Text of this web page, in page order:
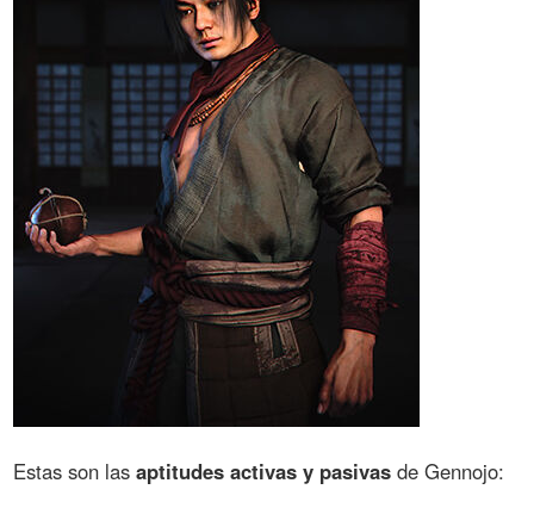
Estas son lasaptitudes activas y pasivas de Gennojo: